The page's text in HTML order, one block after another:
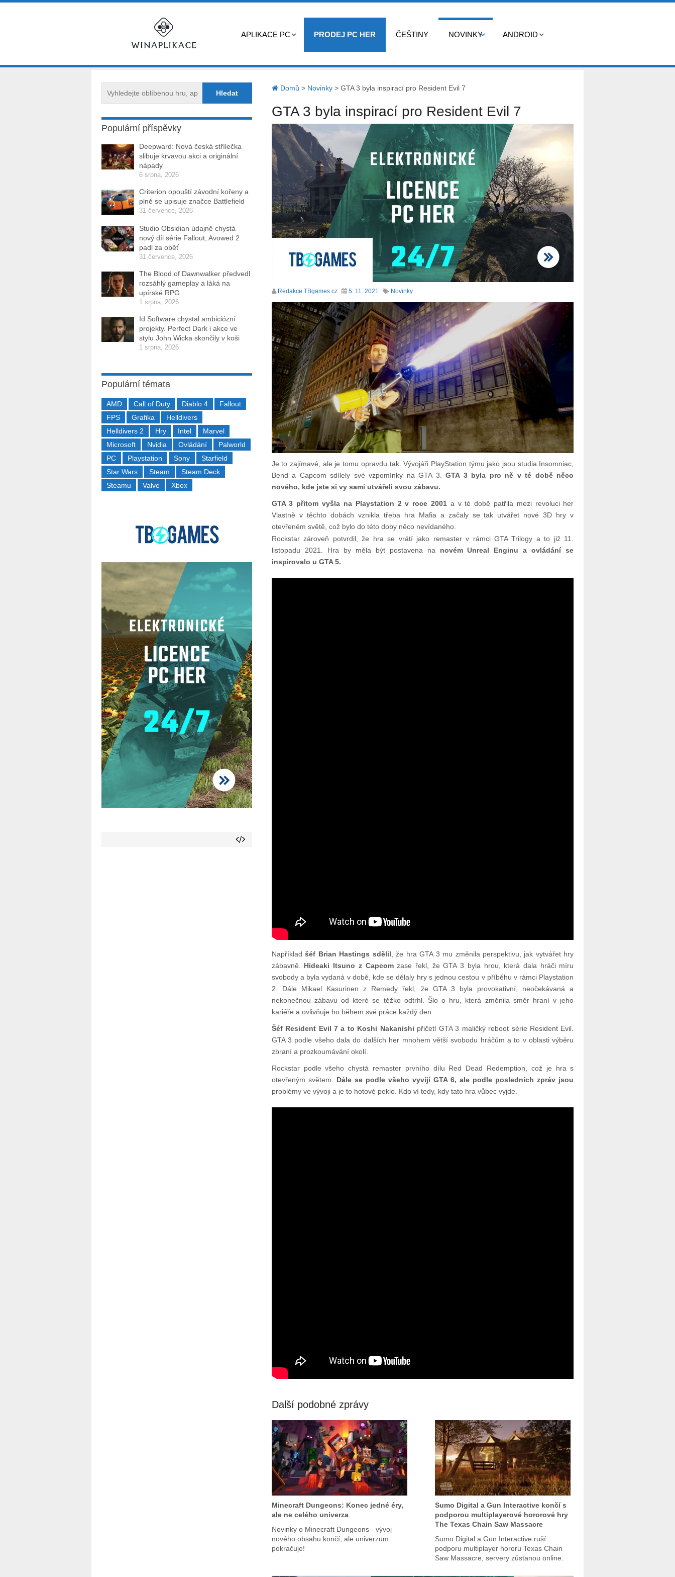
APLIKACE PC PRODEJ PC HER ČEŠTINY NOVINKY ANDROID
Domů > Novinky> GTA 3 byla inspirací pro Resident Evil 7
GTA 3 byla inspirací pro Resident Evil 7
Redakce TBgames.cz 5. 11. 2021 Novinky
Je to zajímavé, ale je tomu opravdu tak. Vývojáři PlayStation týmu jako jsou studia Insomniac,
Bend a Capcom sdílely své vzpomínky na GTA 3.GTA 3 byla pro ně v té době něco
nového, kde jste si vy sami utvářeli svou zábavu.
GTA 3 přitom vyšla na Playstation 2 v roce 2001 a v té době patřila mezi revoluci her
Vlastně v těchto dobách vznikla třeba hra Mafia a začaly se tak utvářet nové 3D hry v
otevřeném světě, což bylo do této doby něco nevídaného.
Rockstar zároveň potvrdil, že hra se vrátí jako remaster v rámci GTA Trilogy a to již 11.
listopadu 2021. Hra by měla být postavena na novém Unreal Enginu a ovládání se
inspirovalo u GTA 5.
Napříkladšéf Brian Hastings sdělil, že hra GTA 3 mu změnila perspektivu, jak vytvářet hry
zábavně. Hideaki Itsuno z Capcomzase řekl, že GTA 3 byla hrou, která dala hráči míru
svobody a byla vydaná v době, kde se dělaly hry s jednou cestou v příběhu v rámci Playstation
2. Dále Mikael Kasurinen z Remedy řekl, že GTA 3 byla provokativní, neočekávaná a
nekonečnou zábavu od které se těžko odtrhl. Šlo o hru, která změnila směr hraní v jeho
kariéře a ovlivňuje ho během své práce každý den.
Šéf Resident Evil 7 a to Koshi Nakanishi přičetl GTA 3 maličký reboot série Resident Evil.
GTA 3 podle všeho dala do dalších her mnohem větší svobodu hráčům a to v oblasti výběru
zbraní a prozkoumávání okolí.
Rockstar podle všeho chystá remaster prvního dílu Red Dead Redemption, což je hra s
otevřeným světem. Dále se podle všeho vyvíjí GTA 6, ale podle posledních zpráv jsou
problémy ve vývoji a je to hotové peklo. Kdo ví tedy, kdy tato hra vůbec vyjde.
Další podobné zprávy
Minecraft Dungeons: Konec jedné éry,
ale ne celého univerza
Novinky o Minecraft Dungeons - vývoj
nového obsahu končí, ale univerzum
pokračuje!
Sumo Digital a Gun Interactive končí s
podporou multiplayerové hororové hry
The Texas Chain Saw Massacre
Sumo Digital a Gun Interactive ruší
podporu multiplayer hororu Texas Chain
Saw Massacre, servery zůstanou online.
Populární příspěvky
Deepward: Nová česká střílečka
slibuje krvavou akci a originální
nápady
6 srpna, 2026
Criterion opouští závodní kořeny a
plně se upisuje značce Battlefield
31 července, 2026
Studio Obsidian údajně chystá
nový díl série Fallout, Avowed 2
padl za oběť
31 července, 2026
The Blood of Dawnwalker předvedl
rozsáhlý gameplay a láká na
upírské RPG
1 srpna, 2026
Id Software chystal ambiciózní
projekty. Perfect Dark i akce ve
stylu John Wicka skončily v koši
1 srpna, 2026
Populární témata
AMD Call of Duty Diablo 4
Fallout
FPS
Grafika
Helldivers
Helldivers 2
Hry Intel
Marvel
Microsoft
Nvidia Ovládání
Palworld
PC
Playstation Sony
Starfield
Star Wars
Steam
Steam Deck
Steamu
Valve Xbox